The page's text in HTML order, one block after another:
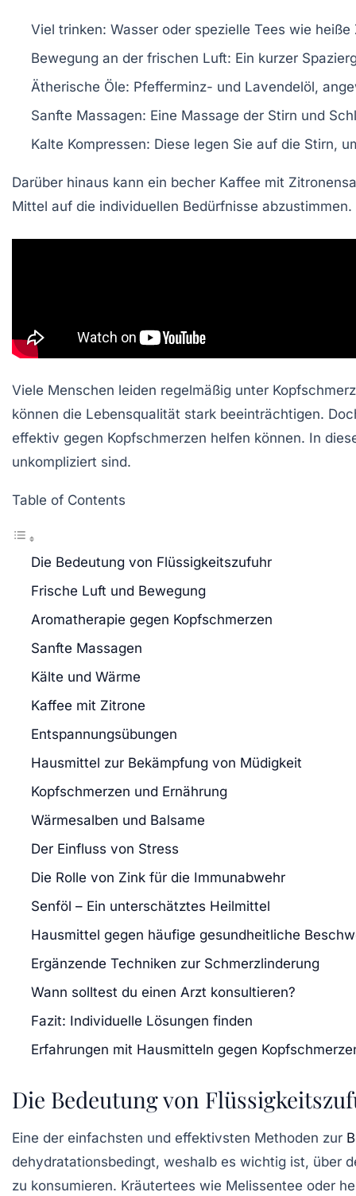
Viel trinken: Wasser oder spezielle Tees wie heiße
Bewegung an der frischen Luft: Ein kurzer
Ätherische Öle: Pfefferminz- und Lavendelöl,
Sanfte Massagen: Eine Massage der Stirn und
Kalte Kompressen: Diese legen Sie auf die Stirn,
Darüber hinaus kann ein becher Kaffee mit
Mittel auf die individuellen Bedürfnisse abzustimmen.
Viele Menschen leiden regelmäßig unter
können die Lebensqualität stark beeinträchtigen.
effektiv gegen Kopfschmerzen helfen können. In
unkompliziert sind.
Table of Contents
Die Bedeutung von Flüssigkeitszufuhr
Frische Luft und Bewegung
Aromatherapie gegen Kopfschmerzen
Sanfte Massagen
Kälte und Wärme
Kaffee mit Zitrone
Entspannungsübungen
Hausmittel zur Bekämpfung von Müdigkeit
Kopfschmerzen und Ernährung
Wärmesalben und Balsame
Der Einfluss von Stress
Die Rolle von Zink für die Immunabwehr
Senföl – Ein unterschätztes Heilmittel
Hausmittel gegen häufige gesundheitliche
Ergänzende Techniken zur Schmerzlinderung
Wann solltest du einen Arzt konsultieren?
Fazit: Individuelle Lösungen finden
Erfahrungen mit Hausmitteln gegen
Die Bedeutung von
Eine der einfachsten und effektivsten Methoden zur
dehydratationsbedingt, weshalb es wichtig ist, über
zu konsumieren. Kräutertees wie Melissentee oder